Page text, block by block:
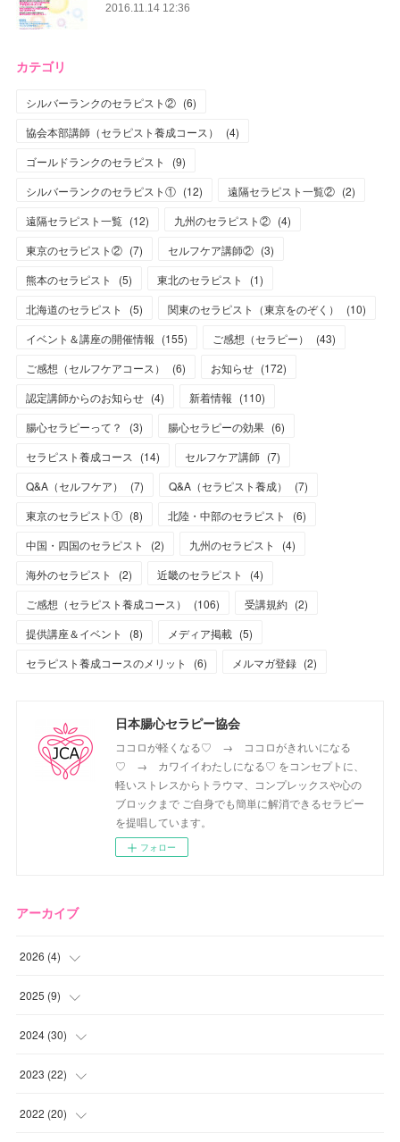
2016.11.14 12:36
カテゴリ
シルバーランクのセラピスト② (6)
協会本部講師（セラピスト養成コース）
(4)
ゴールドランクのセラピスト
(9)
シルバーランクのセラピスト① (12) 遠隔セラピスト一覧② (2)
遠隔セラピスト一覧 (12) 九州のセラピスト② (4)
東京のセラピスト② (7) セルフケア講師② (3)
熊本のセラピスト
(5) 東北のセラピスト (1)
北海道のセラピスト
(5) 関東のセラピスト（東京をのぞく） (10)
イベント＆講座の開催情報 (155) ご感想（セラピー） (43)
ご感想（セルフケアコース）
(6) お知らせ (172)
認定講師からのお知らせ (4) 新着情報 (110)
腸心セラピーって？
(3) 腸心セラピーの効果 (6)
セラピスト養成コース
(14) セルフケア講師 (7)
Q&A（セルフケア）
(7) Q&A（セラピスト養成） (7)
東京のセラピスト① (8) 北陸・中部のセラピスト (6)
中国・四国のセラピスト
(2) 九州のセラピスト (4)
海外のセラピスト
(2) 近畿のセラピスト (4)
ご感想（セラピスト養成コース）
(106) 受講規約 (2)
提供講座＆イベント
(8) メディア掲載 (5)
セラピスト養成コースのメリット
(6) メルマガ登録 (2)
日本腸心セラピー協会
ココロが軽くなる♡ → ココロがきれいになる
♡ → カワイイわたしになる♡ をコンセプトに、
軽いストレスからトラウマ、コンプレックスや心の
ブロックまで ご自身でも簡単に解消できるセラピー
を提唱しています。
フォロー
アーカイブ
2026 (4)
( )
(1
(1
2025 (9)
(2
(2
(1
2024 (30)
(4
(1
2023 (22)
(1
2022 (20)